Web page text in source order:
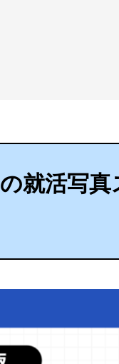
就活写